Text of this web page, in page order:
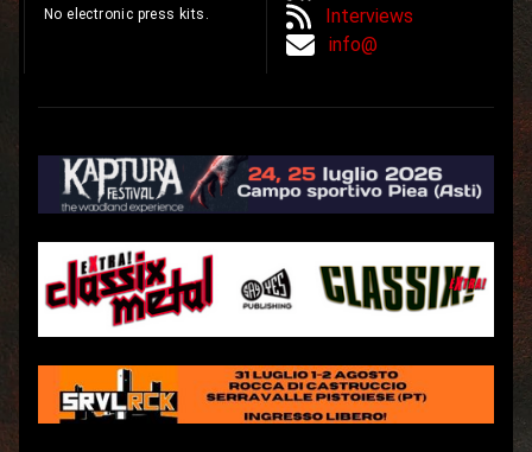
No electronic press kits.
Interviews
info@